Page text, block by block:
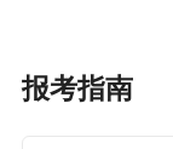
报考指南